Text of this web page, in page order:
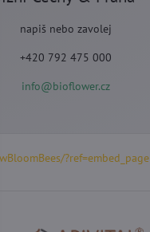
napiš nebo zavolej
+420 792 475 000
info@bioflower.cz
?ref=embed_page